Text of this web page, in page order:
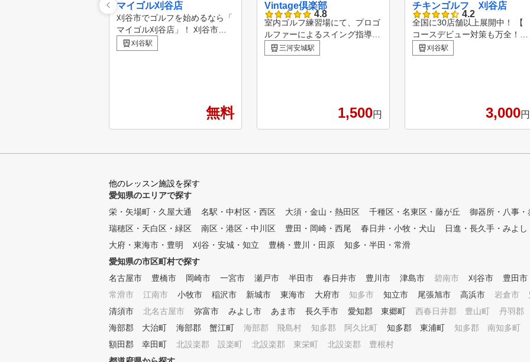
マイゴル刈谷店
刈谷市でゴルフを始めるなら「
マイゴル刈谷店」！ 刈⾕市⾼
松町に位置する「マイゴル刈谷
店」は、2025年11月オープン
で、仕事帰りや買い物ついでに
女性コーチ在籍しているので、
女性お一人様でも安心して通え
る！ 最新のゴルフシミュレー
ターを完備しており、ショット
データをもとに効率的にスイン
グチェックが可能です。 初心
」で、理想のゴルフスタイルを
見つけてみませんか？ まずは
一度見学だけでもOK！無料体
験レッスンをお気軽に申込みく
ださい。 無料見学・体験受付
中！
刈谷駅
無料
Vintage倶楽部
4.8
室内ゴルフ練習場にて、プロゴ
ルファーによるスイング指導を
受けて頂く事が可能です。 ラ
ウンドで上手くいかなかった部
三河安城駅
1,500円
チキンゴルフ 刈谷店
4.2
全国に30店舗以上展開中！ 【
コースデビュー対策も万全！最
新のシミュレーションマシン】
チキンゴルフにお通い頂いてい
悩みに合わせてクラブの握り方
から正しいフォーム、コースデ
まで ご希望の内容でレッスン
ォームやマナーを学び、効率よ
く楽しく上達していきましょう
！ もちろん経験者の方も、100
いさせていただきます！ イン
ドアゴルフで天候を気にせず、
いつでも練習でき 最新のシミ
ュレーションマシンで、実際に
コースをまわるのに近い感覚で
刈谷駅
3,000円
他のレッスン施設を探す
愛知県のエリアで探す
栄・矢場町・久屋大通
名駅・中村区・西区 大須・金山・熱田区 千種区・名東区・藤が丘 御器所・八事・
瑞穂区・天白区・緑区
南区・港区・中川区 豊田・岡崎・西尾 春日井・小牧・犬山 日進・長久手・みよし
大府・東海市・豊明
刈谷・安城・知立 豊橋・豊川・田原
知多・半田・常滑
愛知県の市区町村で探す
名古屋市
豊橋市 岡崎市 一宮市 瀬戸市 半田市 春日井市 豊川市 津島市 碧南市 刈谷市 豊田市
常滑市
江南市 小牧市 稲沢市 新城市 東海市 大府市 知多市 知立市 尾張旭市 高浜市 岩倉市
清須市
北名古屋市 弥富市 みよし市 あま市 長久手市 愛知郡 東郷町 西春日井郡 豊山町 丹羽郡
海部郡 大治町
海部郡 蟹江町 海部郡 飛島村 知多郡 阿久比町 知多郡 東浦町 知多郡 南知多町
額田郡 幸田町
北設楽郡 設楽町 北設楽郡 東栄町
北設楽郡 豊根村